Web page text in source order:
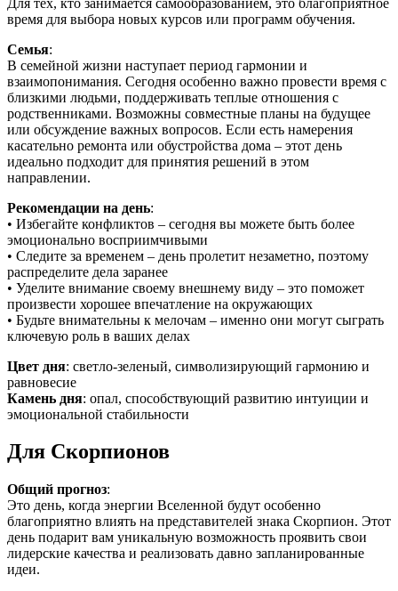
время для выбора новых курсов или программ обучения.
Семья:
В семейной жизни наступает период гармонии и
взаимопонимания. Сегодня особенно важно провести время с
близкими людьми, поддерживать теплые отношения с
родственниками. Возможны совместные планы на будущее
или обсуждение важных вопросов. Если есть намерения
касательно ремонта или обустройства дома – этот день
идеально подходит для принятия решений в этом
направлении.
Рекомендации на день:
• Избегайте конфликтов – сегодня вы можете быть более
эмоционально восприимчивыми
• Следите за временем – день пролетит незаметно, поэтому
распределите дела заранее
• Уделите внимание своему внешнему виду – это поможет
произвести хорошее впечатление на окружающих
• Будьте внимательны к мелочам – именно они могут сыграть
ключевую роль в ваших делах
Цвет дня: светло-зеленый, символизирующий гармонию и
равновесие
Камень дня: опал, способствующий развитию интуиции и
эмоциональной стабильности
Для Скорпионов
Общий прогноз:
Это день, когда энергии Вселенной будут особенно
благоприятно влиять на представителей знака Скорпион. Этот
день подарит вам уникальную возможность проявить свои
лидерские качества и реализовать давно запланированные
идеи.